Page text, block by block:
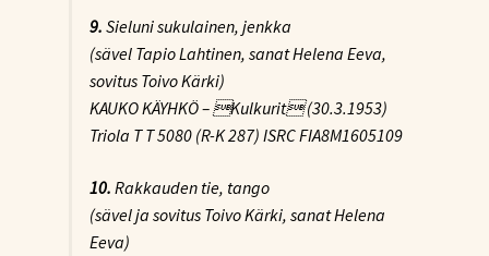
9. Sieluni sukulainen, jenkka
(sävel Tapio Lahtinen, sanat Helena Eeva,
sovitus Toivo Kärki)
KAUKO KÄYHKÖ – Kulkurit (30.3.1953)
Triola T T 5080 (R-K 287) ISRC FIA8M1605109
10. Rakkauden tie, tango
(sävel ja sovitus Toivo Kärki, sanat Helena
Eeva)